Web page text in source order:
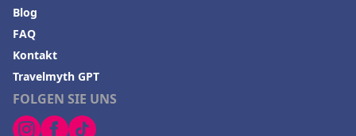
FOLGEN SIE UNS
Blog
FAQ
Kontakt
Travelmyth GPT